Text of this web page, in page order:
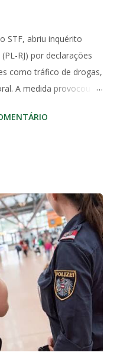
STF, abriu inquérito
RJ) por declarações
como tráfico de drogas,
A medida provocou
prevista na
53 da Constituição é
ou condicionantes,
do mandato
pessoal, mas
Ela permite que
nacionais sem medo
plenário, desde que no
do texto